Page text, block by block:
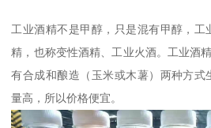
工业酒精不是甲醇，只是混有甲醇，工
精，也称变性酒精、工业火酒。工业酒
有合成和酿造（玉米或木薯）两种方式
量高，所以价格便宜。